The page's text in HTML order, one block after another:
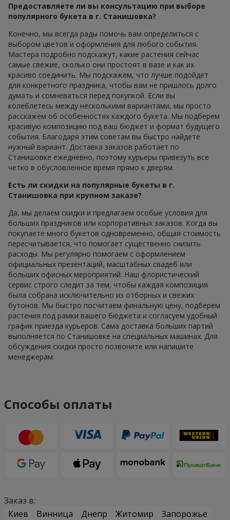
Предоставляете ли вы консультацию при выборе
популярного букета в г. Станишовка?
Конечно, мы всегда рады помочь вам определиться с
выбором цветов и оформления для любого события.
Мастера подробно подскажут, какие растения сейчас
самые свежие, сколько они простоят в вазе и как их
красиво соединить. Мы подскажем, что лучше подойдет
для конкретного праздника, чтобы вам не пришлось долго
думать и сомневаться перед покупкой. Если вы
колеблетесь между несколькими вариантами, мы просто
расскажем об особенностях каждого букета. Мы подберем
красивую композицию под ваш бюджет и формат будущего
события. Благодаря этим советам вы быстро найдете
нужный вариант. Доставка заказов работает по
Станишовке ежедневно, поэтому курьеры привезуть все
четко в обусловленное время прямо к дверям.
Есть ли скидки на популярные букеты в г.
Станишовка при крупном заказе?
Да, мы делаем скидки и предлагаем особые условия для
больших праздников или корпоративных заказов. Когда вы
покупаете много букетов одновременно, общая стоимость
пересчитывается, что помогает существенно снизить
расходы. Мы регулярно помогаем с оформлением
официальных презентаций, масштабных свадеб или
больших офисных мероприятий. Наш флористический
сервис строго следит за тем, чтобы каждая композиция
была собрана исключительно из отборных и свежих
бутонов. Мы быстро посчитаем финальную цену, подберем
растения под рамки вашего бюджета и согласуем удобный
график приезда курьеров. Сама доставка больших партий
выполняется по Станишовке на специальных машинах. Для
обсуждения скидки просто позвоните или напишите
менеджерам.
Способы оплаты
Заказ в:
Киев
Винница Днепр Житомир
Запорожье